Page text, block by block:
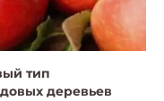
тип
деревьев